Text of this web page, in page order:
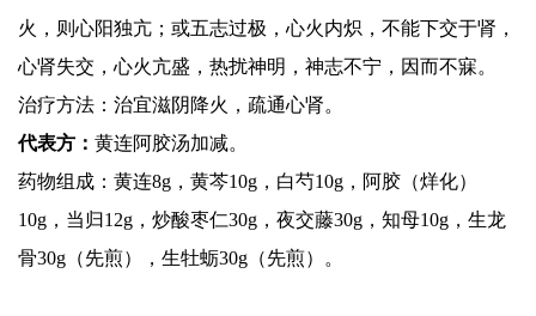
火，则心阳独亢；或五志过极，心火内炽，不能下交于肾，
心肾失交，心火亢盛，热扰神明，神志不宁，因而不寐。
治疗方法：治宜滋阴降火，疏通心肾。
代表方： 黄连阿胶汤加减。
药物组成：黄连8g，黄芩10g，白芍10g，阿胶（烊化）
10g，当归12g，炒酸枣仁30g，夜交藤30g，知母10g，生龙
骨30g（先煎），生牡蛎30g（先煎）。